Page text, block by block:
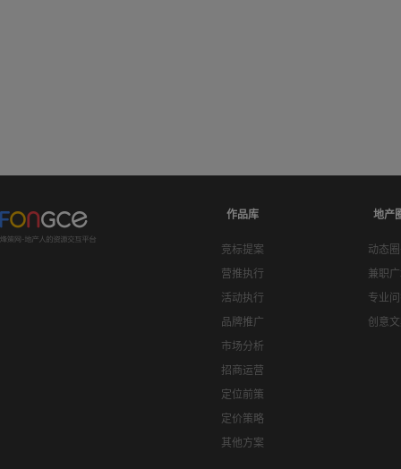
作品库
竞标提案
营推执行
活动执行
品牌推广
市场分析
招商运营
定位前策
定价策略
其他方案
地产
动态
兼职
专业
创意